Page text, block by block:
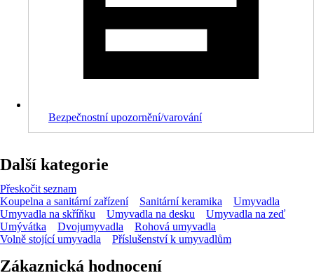
Bezpečnostní upozornění/varování
Další kategorie
Přeskočit seznam
Koupelna a sanitární zařízení
Sanitární keramika
Umyvadla
Umyvadla na skříňku
Umyvadla na desku
Umyvadla na zeď
Umývátka
Dvojumyvadla
Rohová umyvadla
Volně stojící umyvadla
Příslušenství k umyvadlům
Zákaznická hodnocení